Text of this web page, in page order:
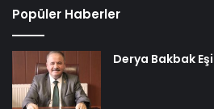
Popüler Haberler
Derya Bakbak